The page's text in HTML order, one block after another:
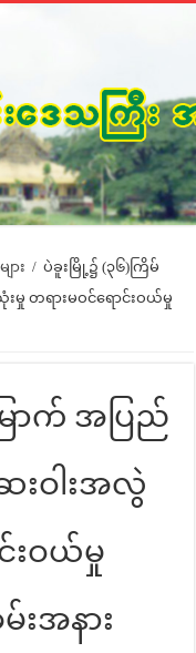
ား / ပဲခူးမြို့၌ (၃၆)ကြိမ်
မှု တရားမဝင်ရောင်းဝယ်မှု
ောက် အပြည်
းဝါးအလွဲ
းဝယ်မှု
အနား